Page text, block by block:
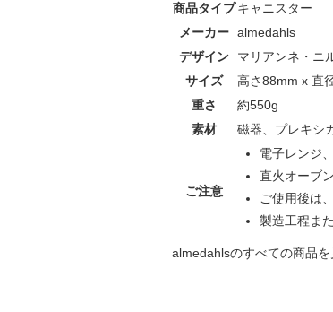
商品タイプ キャニスター
メーカー almedahls
デザイン
マリアンネ・ニ
サイズ
高さ88mm x 直
重さ
約550g
素材
磁器、プレキシ
ご注意
電子レンジ
直火オーブ
ご使用後は
製造工程ま
almedahlsのすべての商品を